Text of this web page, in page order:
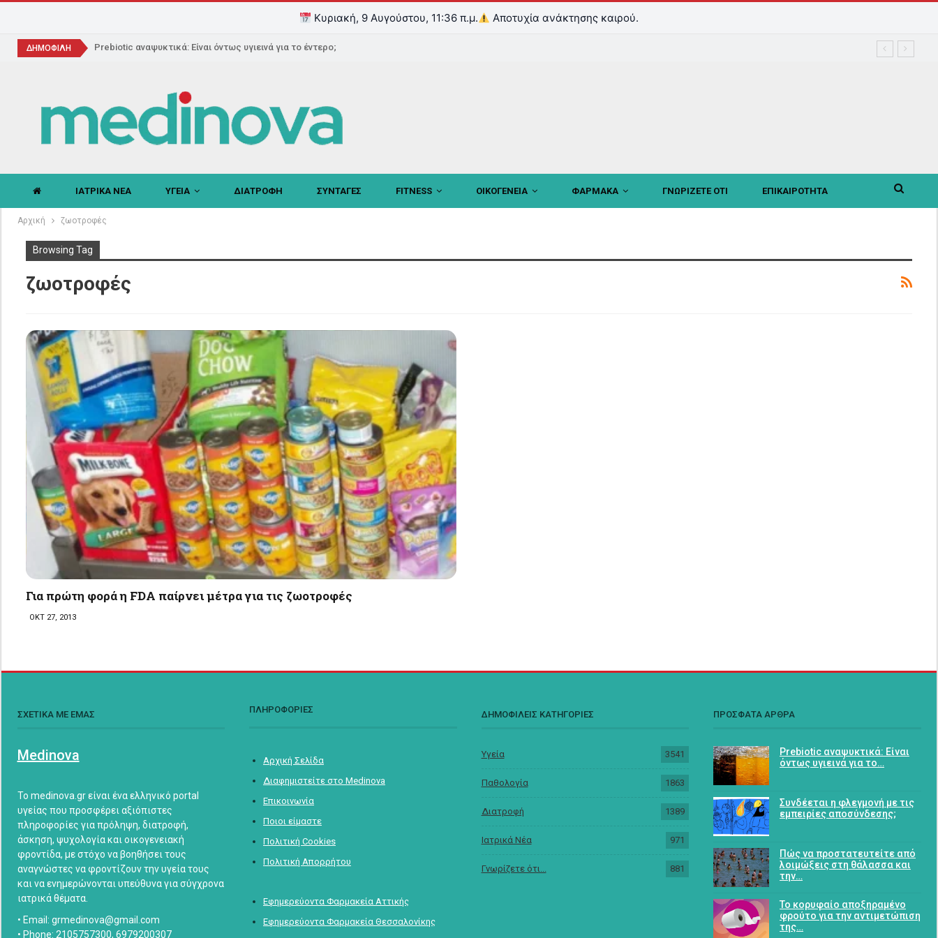
Κυριακή, 9 Αυγούστου, 11:36 π.μ. Αποτυχία ανάκτησης καιρού.
ΔΗΜΟΦΙΛΗ Prebiotic αναψυκτικά: Είναι όντως υγιεινά για το έντερο;
ΙΑΤΡΙΚΑ ΝΕΑ ΥΓΕΙΑ ΔΙΑΤΡΟΦΗ ΣΥΝΤΑΓΕΣ FITNESS ΟΙΚΟΓΕΝΕΙΑ ΦΑΡΜΑΚΑ ΓΝΩΡΙΖΕΤΕ ΟΤΙ ΕΠΙΚΑΙΡΟΤΗΤΑ
Αρχική ζωοτροφές
Browsing Tag
ζωοτροφές
Για πρώτη φορά η FDA παίρνει μέτρα για τις ζωοτροφές
ΟΚΤ 27, 2013
ΣΧΕΤΙΚΑ ΜΕ ΕΜΑΣ
Medinova
Το medinova.gr είναι ένα ελληνικό portal
υγείας που προσφέρει αξιόπιστες
πληροφορίες για πρόληψη, διατροφή,
άσκηση, ψυχολογία και οικογενειακή
φροντίδα, με στόχο να βοηθήσει τους
αναγνώστες να φροντίζουν την υγεία τους
και να ενημερώνονται υπεύθυνα για σύγχρονα
ιατρικά θέματα.
• Email: grmedinova@gmail.com
• Phone: 2105757300, 6979200307
ΠΛΗΡΟΦΟΡΙΕΣ
Αρχική Σελίδα
Διαφημιστείτε στο Medinova
Επικοινωνία
Ποιοι είμαστε
Πολιτική Cookies
Πολιτική Απορρήτου
Εφημερεύοντα Φαρμακεία Αττικής
Εφημερεύοντα Φαρμακεία Θεσσαλονίκης
ΔΗΜΟΦΙΛΕΙΣ ΚΑΤΗΓΟΡΙΕΣ
Υγεία 3541
Παθολογία 1863
Διατροφή 1389
Ιατρικά Νέα 971
Γνωρίζετε ότι... 881
ΠΡΟΣΦΑΤΑ ΑΡΘΡΑ
Prebiotic αναψυκτικά: Είναι
όντως υγιεινά για το…
Συνδέεται η φλεγμονή με τις
εμπειρίες αποσύνδεσης;
Πώς να προστατευτείτε από
λοιμώξεις στη θάλασσα και
την…
Το κορυφαίο αποξηραμένο
φρούτο για την αντιμετώπιση
της…